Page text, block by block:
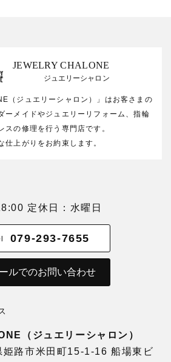
JEWELRY CHALONE
ジュエリーシャロン
（ジュエリーシャロン）」はお客さまの
ーメイドやジュエリーリフォーム、指輪
スの修理を行う専門店です。
仕上がりをお約束します。
定休日：水曜日
079-293-7655
ルでのお問い合わせ
（ジュエリーシャロン）
路市米田町15-1-16 船場東ビ